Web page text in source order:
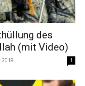
des
(mit Video)
1